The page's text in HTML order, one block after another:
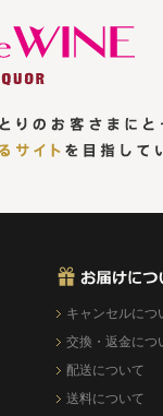
キャンセルにつ
交換・返金につ
配送について
送料について